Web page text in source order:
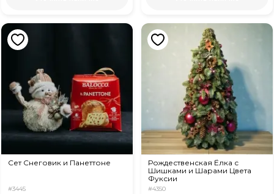
Сет Снеговик и Панеттоне
#3445
Рождественская Ёлка с
Шишками и Шарами Цвета
Фуксии
#4350